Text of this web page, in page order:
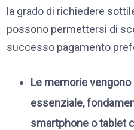
la grado di richiedere
possono permettersi di
successo pagamento
Le memorie
essenziale,
smartphone o tablet